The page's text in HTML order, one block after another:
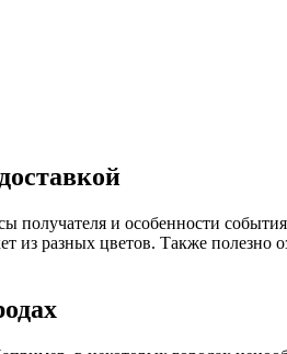
получателя и особенности
разных цветов. Также полезно